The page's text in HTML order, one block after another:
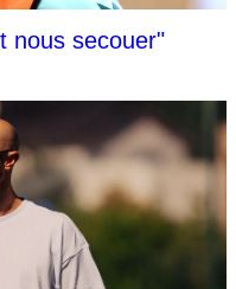
nous secouer"